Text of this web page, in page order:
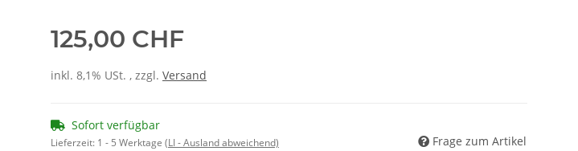
125,00 CHF
inkl. 8,1% USt. , zzgl. Versand
Sofort verfügbar
Lieferzeit: 1 - 5 Werktage (LI - Ausland abweichend) Frage zum Artikel